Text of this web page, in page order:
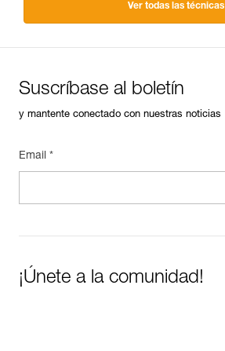
Ver todas las técnicas
Suscríbase al boletín
y mantente conectado con nuestras noticias
Email *
¡Únete a la comunidad!